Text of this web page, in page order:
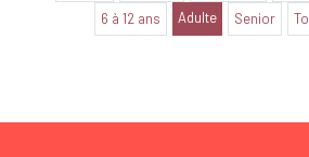
6 à 12 ans
Adulte Senior